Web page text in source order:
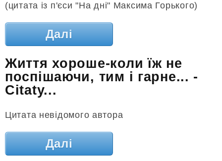
(цитата із п'єси "На дні" Максима Горького)
Далі
Життя хороше-коли їж не
поспішаючи, тим і гарне... -
Citaty...
Цитата невідомого автора
Далі